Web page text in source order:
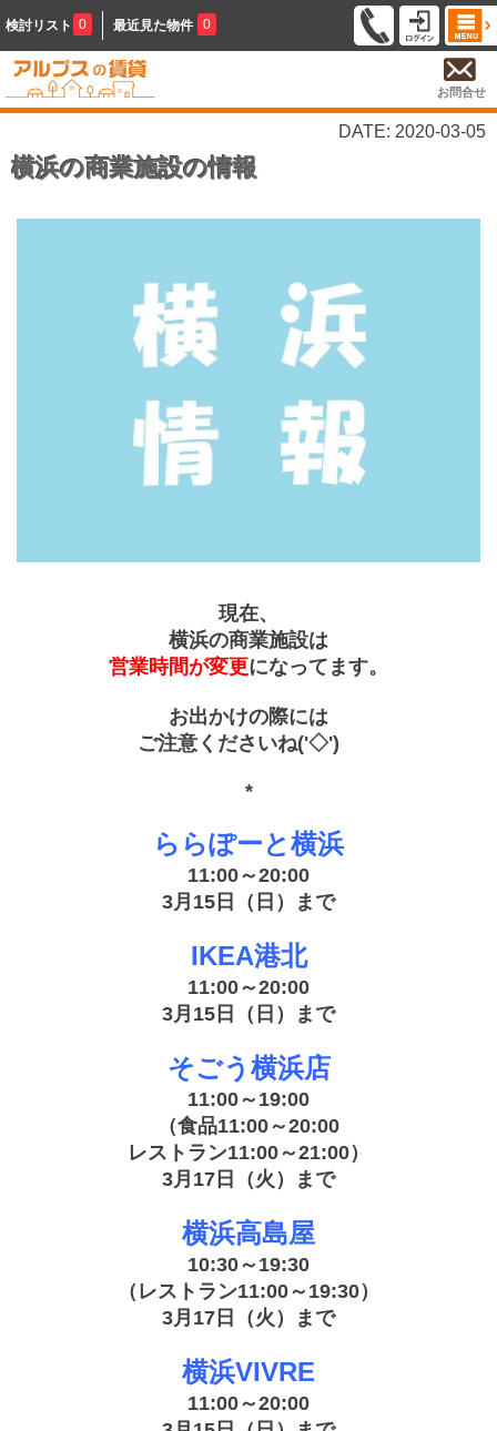
検討リスト 0 最近見た物件 0
お問合せ
DATE: 2020-03-05
横浜の商業施設の情報
現在、
横浜の商業施設は
営業時間が変更になってます。
お出かけの際には
ご注意くださいね('◇')ゞ
*
ららぽーと横浜
11:00～20:00
3月15日（日）まで
IKEA港北
11:00～20:00
3月15日（日）まで
そごう横浜店
11:00～19:00
（食品11:00～20:00
レストラン11:00～21:00）
3月17日（火）まで
横浜高島屋
10:30～19:30
（レストラン11:00～19:30）
3月17日（火）まで
横浜VIVRE
11:00～20:00